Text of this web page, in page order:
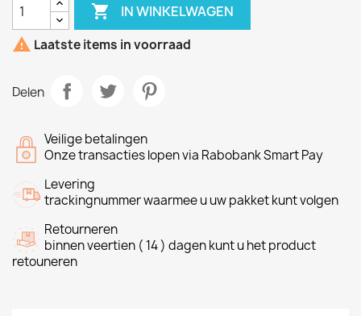
 IN WINKELWAGEN
 Laatste items in voorraad
Delen
Veilige betalingen
Onze transacties lopen via Rabobank Smart Pay
Levering
trackingnummer waarmee u uw pakket kunt volgen
Retourneren
binnen veertien ( 14 ) dagen kunt u het product
retouneren